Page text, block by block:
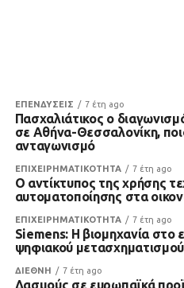
ΕΠΕΝΔΥΣΕΙΣ 7 έτη ago
Πασχαλιάτικος ο
σε Αθήνα-Θεσσαλονίκη,
ανταγωνισμό
ΕΠΙΧΕΙΡΗΜΑΤΙΚΟΤΗΤΑ 7 έτη ago
Ο αντίκτυπος της χρήσης
αυτοματοποίησης στα
ΕΠΙΧΕΙΡΗΜΑΤΙΚΟΤΗΤΑ 7 έτη ago
Siemens: Η βιομηχανία στο
ψηφιακού μετασχηματισμού
ΔΙΕΘΝΗ 7 έτη ago
Δασμούς σε ευρωπαϊκά